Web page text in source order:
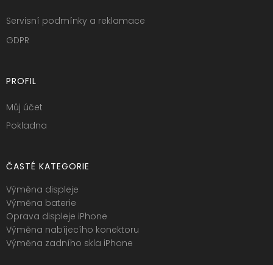
Servisní podmínky a reklamace
GDPR
PROFIL
Můj účet
Pokladna
ČASTÉ KATEGORIE
Výměna displeje
Výměna baterie
Oprava displeje iPhone
Výměna nabíjecího konektoru
Výměna zadního skla iPhone